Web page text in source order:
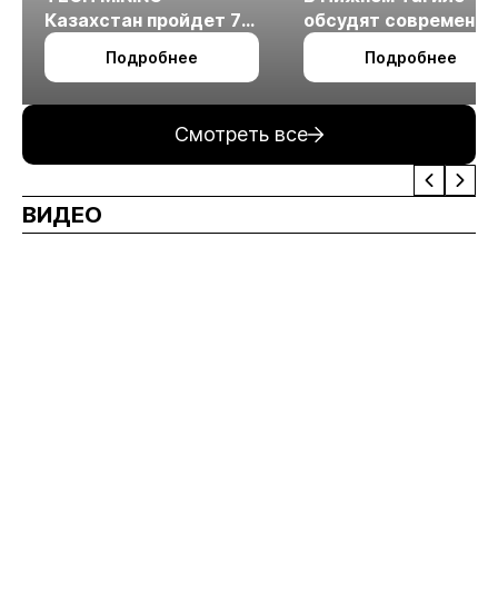
Казахстан пройдет 7
октября в Алматы
Подробнее
обсудят
технологии
измельчения
Подробнее
Смотреть все
ВИДЕО